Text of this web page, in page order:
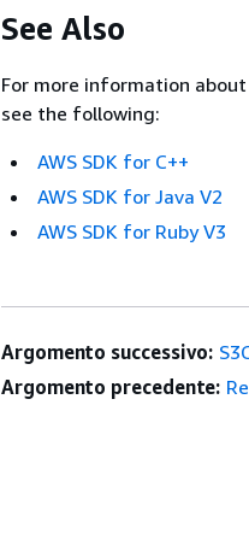
See Also
For more information
see the following:
AWS SDK for C++
AWS SDK for Java V2
AWS SDK for Ruby V3
Argomento successivo:
Argomento precedente: